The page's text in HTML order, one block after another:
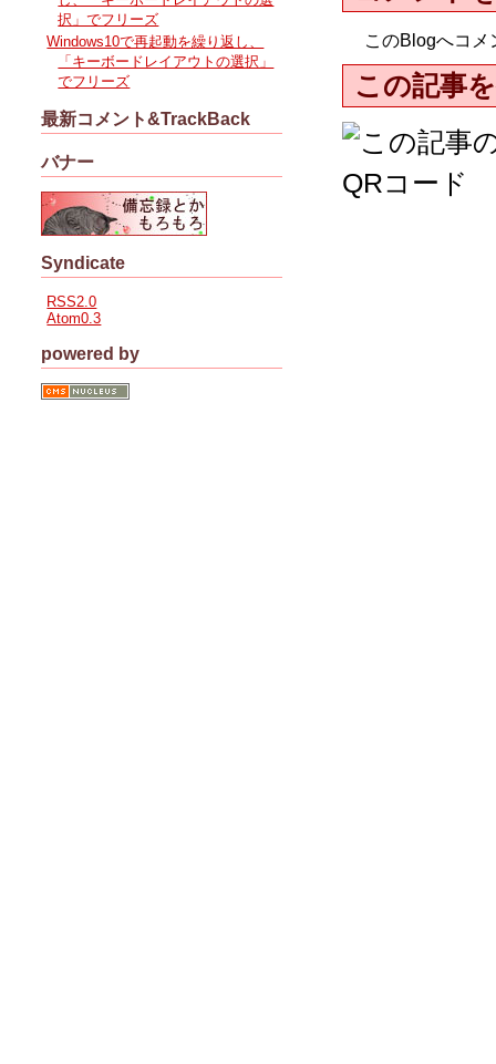
このBlogへコ
この記事
択」でフリーズ
Windows10で再起動を繰り返し、
「キーボードレイアウトの選択」
でフリーズ
最新コメント&TrackBack
バナー
Syndicate
RSS2.0
Atom0.3
powered by